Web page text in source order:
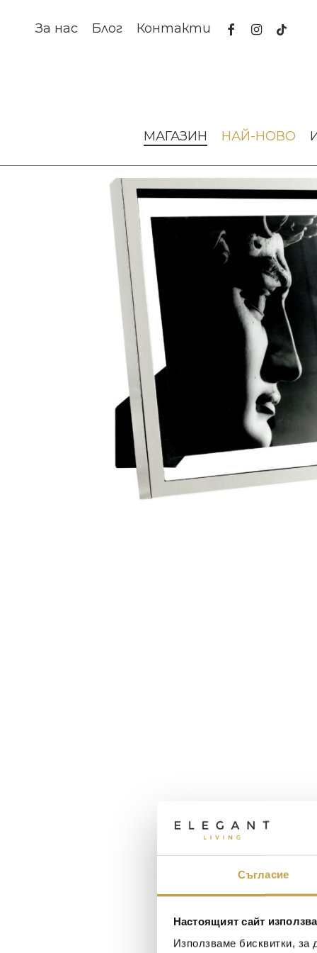
Съгласие
Настоящият сайт
Използваме бисквитки,
За нас Блог Контакти facebookinstagram
tiktok
МАГАЗИН НАЙ-НОВО
Георги Питов